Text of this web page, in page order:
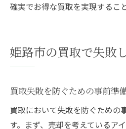
確実でお得な買取を実現するこ
姫路市の買取で失敗
買取失敗を防ぐための事前準
買取において失敗を防ぐための
す。まず、売却を考えているア